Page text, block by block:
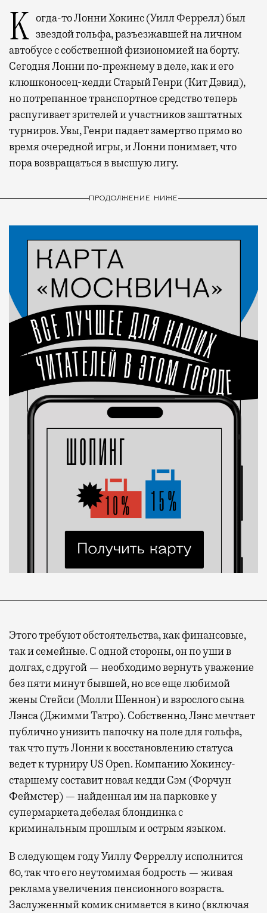
Когда-то Лонни Хокинс (Уилл Феррелл) был звездой гольфа, разъезжавшей на личном
автобусе с собственной физиономией на борту.
Сегодня Лонни по-прежнему в деле, как и его
клюшконосец-кедди Старый Генри (Кит Дэвид),
но потрепанное транспортное средство теперь
распугивает зрителей и участников заштатных
турниров. Увы, Генри падает замертво прямо во
время очередной игры, и Лонни понимает, что
пора возвращаться в высшую лигу.
ПРОДОЛЖЕНИЕ НИЖЕ
Этого требуют обстоятельства, как финансовые,
так и семейные. С одной стороны, он по уши в
долгах, с другой — необходимо вернуть уважение
без пяти минут бывшей, но все еще любимой
жены Стейси (Молли Шеннон) и взрослого сына
Лэнса (Джимми Татро). Собственно, Лэнс мечтает
публично унизить папочку на поле для гольфа,
так что путь Лонни к восстановлению статуса
ведет к турниру US Open. Компанию Хокинсу-
старшему составит новая кедди Сэм (Форчун
Феймстер) — найденная им на парковке у
супермаркета дебелая блондинка с
криминальным прошлым и острым языком.
В следующем году Уиллу Ферреллу исполнится
60, так что его неутомимая бодрость — живая
реклама увеличения пенсионного возраста.
Заслуженный комик снимается в кино (включая